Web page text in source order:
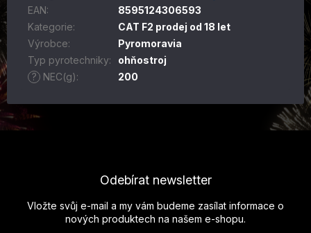
EAN:
8595124306593
Kategorie:
CAT F2 prodej od 18 let
Výrobce:
Pyromoravia
Typ pyrotechniky:
ohňostroj
?
NEC(g): 200
Odebírat newsletter
Vložte svůj e-mail a my vám budeme zasílat informace o
nových produktech na našem e-shopu.